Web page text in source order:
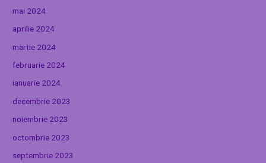
mai 2024
aprilie 2024
martie 2024
februarie 2024
ianuarie 2024
decembrie 2023
noiembrie 2023
octombrie 2023
septembrie 2023